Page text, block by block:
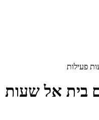
פעילות
בית אל שעות